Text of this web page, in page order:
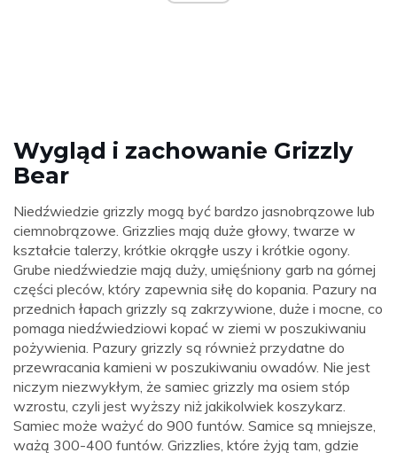
Wygląd i zachowanie Grizzly
Bear
Niedźwiedzie grizzly mogą być bardzo jasnobrązowe lub
ciemnobrązowe. Grizzlies mają duże głowy, twarze w
kształcie talerzy, krótkie okrągłe uszy i krótkie ogony.
Grube niedźwiedzie mają duży, umięśniony garb na górnej
części pleców, który zapewnia siłę do kopania. Pazury na
przednich łapach grizzly są zakrzywione, duże i mocne, co
pomaga niedźwiedziowi kopać w ziemi w poszukiwaniu
pożywienia. Pazury grizzly są również przydatne do
przewracania kamieni w poszukiwaniu owadów. Nie jest
niczym niezwykłym, że samiec grizzly ma osiem stóp
wzrostu, czyli jest wyższy niż jakikolwiek koszykarz.
Samiec może ważyć do 900 funtów. Samice są mniejsze,
ważą 300-400 funtów. Grizzlies, które żyją tam, gdzie